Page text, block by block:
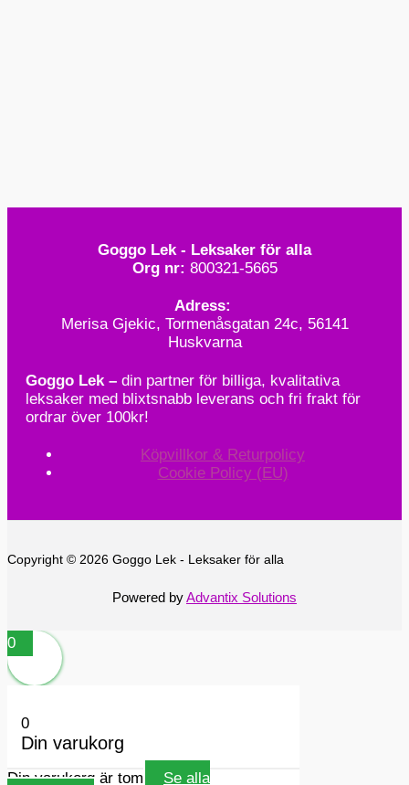
Goggo Lek - Leksaker för alla
Org nr: 800321-5665
Adress:
Merisa Gjekic, Tormenåsgatan 24c, 56141
Huskvarna
Goggo Lek – din partner för billiga, kvalitativa
leksaker med blixtsnabb leverans och fri frakt för
ordrar över 100kr!
Köpvillkor & Returpolicy
Cookie Policy (EU)
Copyright © 2026 Goggo Lek - Leksaker för alla
Powered byAdvantix Solutions
0
0
Din varukorg
Din varukorg är tom Se alla